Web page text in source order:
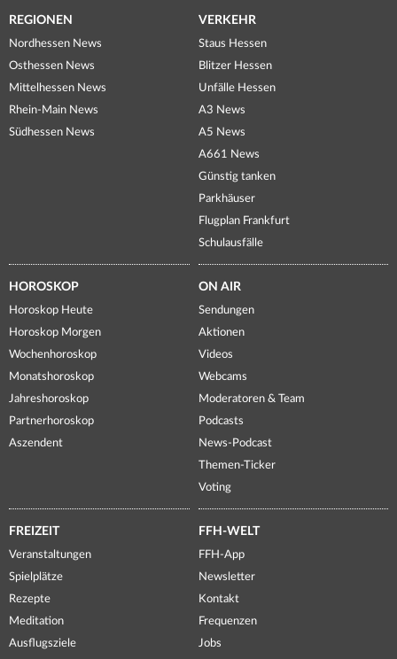
REGIONEN
Nordhessen News
Osthessen News
Mittelhessen News
Rhein-Main News
Südhessen News
VERKEHR
Staus Hessen
Blitzer Hessen
Unfälle Hessen
A3 News
A5 News
A661 News
Günstig tanken
Parkhäuser
Flugplan Frankfurt
Schulausfälle
HOROSKOP
Horoskop Heute
Horoskop Morgen
Wochenhoroskop
Monatshoroskop
Jahreshoroskop
Partnerhoroskop
Aszendent
ON AIR
Sendungen
Aktionen
Videos
Webcams
Moderatoren & Team
Podcasts
News-Podcast
Themen-Ticker
Voting
FREIZEIT
Veranstaltungen
Spielplätze
Rezepte
Meditation
Ausflugsziele
FFH-WELT
FFH-App
Newsletter
Kontakt
Frequenzen
Jobs